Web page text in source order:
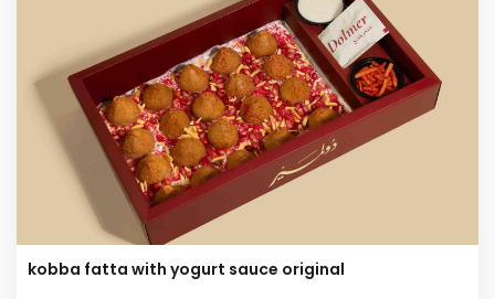
kobba fatta with yogurt sauce original